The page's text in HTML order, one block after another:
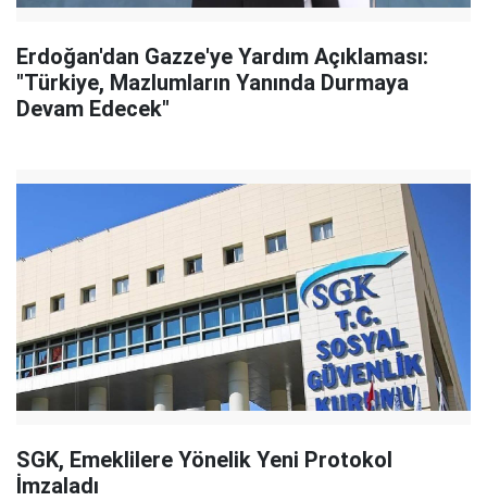
Erdoğan'dan Gazze'ye Yardım Açıklaması:
"Türkiye, Mazlumların Yanında Durmaya
Devam Edecek"
SGK, Emeklilere Yönelik Yeni Protokol
İmzaladı